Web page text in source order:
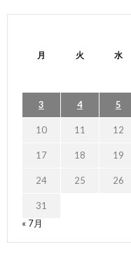
月 火 水
3 4 5
10 11 12
17 18 19
24 25 26
31
« 7月